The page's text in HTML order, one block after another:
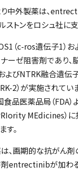
中外製薬は、
トンをロシュ社に支
（c-ros遺伝子1）お
ーゼ阻害剤であり
よびNTRK融合遺伝
2）が実施されて
食品医薬品局（FDA
PRIority MEdicines
す。
、画期的な抗がん剤
entrectinibが加わる